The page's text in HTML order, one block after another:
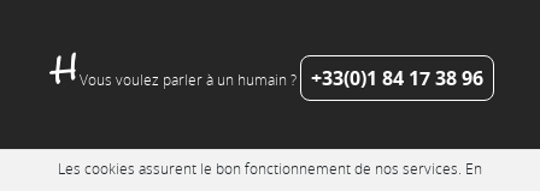
Vous voulez parler à un humain ? +33(0)1 84 17 38 96
Les cookies assurent le bon fonctionnement de nos services. En